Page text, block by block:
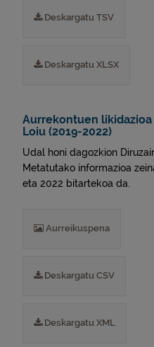
Deskargatu TSV
Deskargatu XLSX
Aurrekontuen
Loiu (2019-2022)
Udal honi dagozkion
Metatutako informazioa
eta 2022 bitartekoa da.
Aurreikuspena
Deskargatu CSV
Deskargatu XML